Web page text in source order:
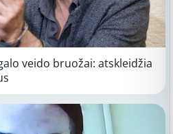
veido bruožai: atskleidžia